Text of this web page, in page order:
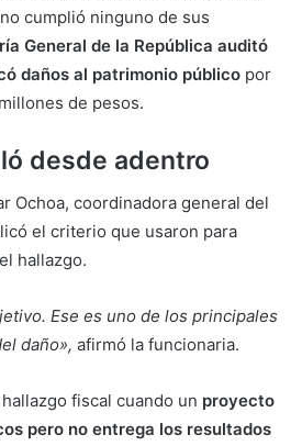
cumplió ninguno de sus
General de la República auditó
daños al patrimonio público por
de pesos.
desde adentro
Ochoa, coordinadora general del
el criterio que usaron para
hallazgo.
Ese es uno de los principales
daño», afirmó la funcionaria.
fiscal cuando un proyecto
pero no entrega los resultados